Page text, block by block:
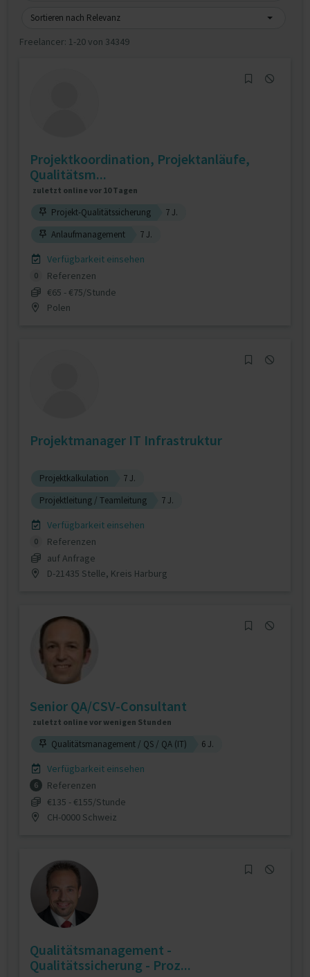
Sortieren nach Relevanz
Freelancer: 1-20 von 34349
Projektkoordination, Projektanläufe,
Qualitätsm...
zuletzt online vor 10 Tagen
Projekt-Qualitätssicherung
7 J.
Anlaufmanagement
7 J.
Verfügbarkeit einsehen
0
Referenzen
€65 - €75/Stunde
Polen
Projektmanager IT Infrastruktur
Projektkalkulation
7 J.
Projektleitung / Teamleitung
7 J.
Verfügbarkeit einsehen
0
Referenzen
auf Anfrage
D-21435 Stelle, Kreis Harburg
Senior QA/CSV-Consultant
zuletzt online vor wenigen Stunden
Qualitätsmanagement / QS / QA (IT) 6 J.
Verfügbarkeit einsehen
6
Referenzen
€135 - €155/Stunde
CH-0000 Schweiz
Qualitätsmanagement -
Qualitätssicherung - Proz...